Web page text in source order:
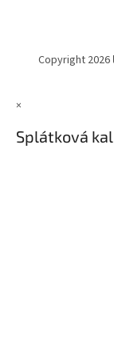
Copyright 2026
×
Splátková